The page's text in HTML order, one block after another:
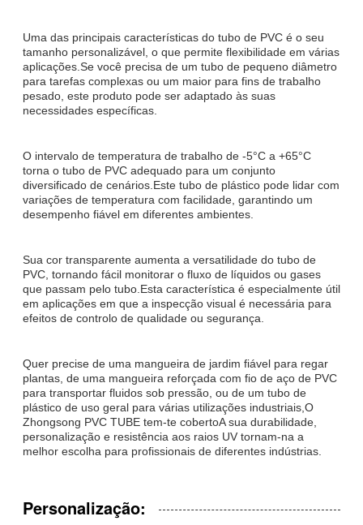
Uma das principais características do tubo de PVC é o seu
tamanho personalizável, o que permite flexibilidade em várias
aplicações.Se você precisa de um tubo de pequeno diâmetro
para tarefas complexas ou um maior para fins de trabalho
pesado, este produto pode ser adaptado às suas
necessidades específicas.
O intervalo de temperatura de trabalho de -5°C a +65°C
torna o tubo de PVC adequado para um conjunto
diversificado de cenários.Este tubo de plástico pode lidar com
variações de temperatura com facilidade, garantindo um
desempenho fiável em diferentes ambientes.
Sua cor transparente aumenta a versatilidade do tubo de
PVC, tornando fácil monitorar o fluxo de líquidos ou gases
que passam pelo tubo.Esta característica é especialmente útil
em aplicações em que a inspecção visual é necessária para
efeitos de controlo de qualidade ou segurança.
Quer precise de uma mangueira de jardim fiável para regar
plantas, de uma mangueira reforçada com fio de aço de PVC
para transportar fluidos sob pressão, ou de um tubo de
plástico de uso geral para várias utilizações industriais,O
Zhongsong PVC TUBE tem-te cobertoA sua durabilidade,
personalização e resistência aos raios UV tornam-na a
melhor escolha para profissionais de diferentes indústrias.
Personalização: